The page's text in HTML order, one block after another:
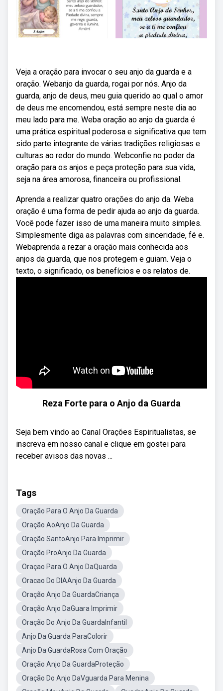
Veja a oração para invocar o seu anjo da guarda e a
oração. Webanjo da guarda, rogai por nós. Anjo da
guarda, anjo de deus, meu guia querido ao qual o amor
de deus me encomendou, está sempre neste dia ao
meu lado para me. Weba oração ao anjo da guarda é
uma prática espiritual poderosa e significativa que tem
sido parte integrante de várias tradições religiosas e
culturas ao redor do mundo. Webconfie no poder da
oração para os anjos e peça proteção para sua vida,
seja na área amorosa, financeira ou profissional.
Aprenda a realizar quatro orações do anjo da. Weba
oração é uma forma de pedir ajuda ao anjo da guarda.
Você pode fazer isso de uma maneira muito simples.
Simplesmente diga as palavras com sinceridade, fé e.
Webaprenda a rezar a oração mais conhecida aos
anjos da guarda, que nos protegem e guiam. Veja o
texto, o significado, os benefícios e os relatos de.
Reza Forte para o Anjo da Guarda
Seja bem vindo ao Canal Orações Espiritualistas, se
inscreva em nosso canal e clique em gostei para
receber avisos das novas ...
Tags
Oração Para O Anjo Da Guarda
Oração AoAnjo Da Guarda
Oração SantoAnjo Para Imprimir
Oração ProAnjo Da Guarda
Oraçao Para O Anjo DaQuarda
Oracao Do DIAAnjo Da Guarda
Oração Anjo Da GuardaCriança
Oração Anjo DaGuara Imprimir
Oração Do Anjo Da GuardaInfantil
Anjo Da Guarda ParaColorir
Anjo Da GuardaRosa Com Oração
Oração Anjo Da GuardaProteção
Oração Do Anjo DaVguarda Para Menina